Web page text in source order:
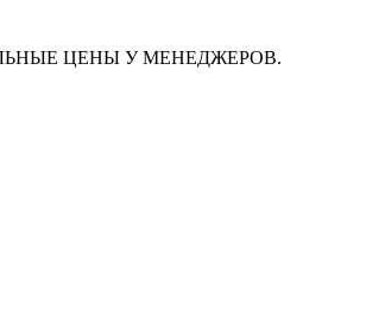
ЦЕНЫ У МЕНЕДЖЕРОВ.